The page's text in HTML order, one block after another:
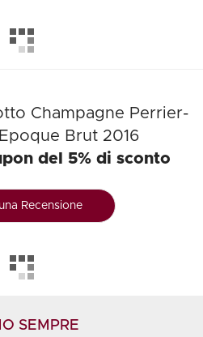
Champagne Perrier-
Brut 2016
del 5% di sconto
Recensione
SEMPRE